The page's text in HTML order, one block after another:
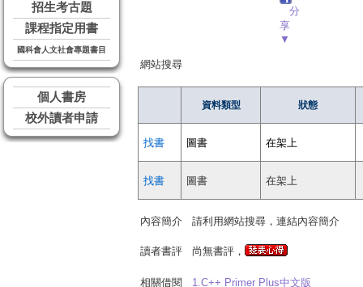
招生考古題
課程指定用書
國科會人文社會專題書目
個人書房
校外讀者申請
分
享
▼
網站搜尋
資料類型 狀態
找書 圖書 在架上
找書 圖書 在架上
內容簡介 請利用網站搜尋，連結內容簡介
讀者書評 尚無書評，
相關借閱
1.C++ Primer Plus中文版